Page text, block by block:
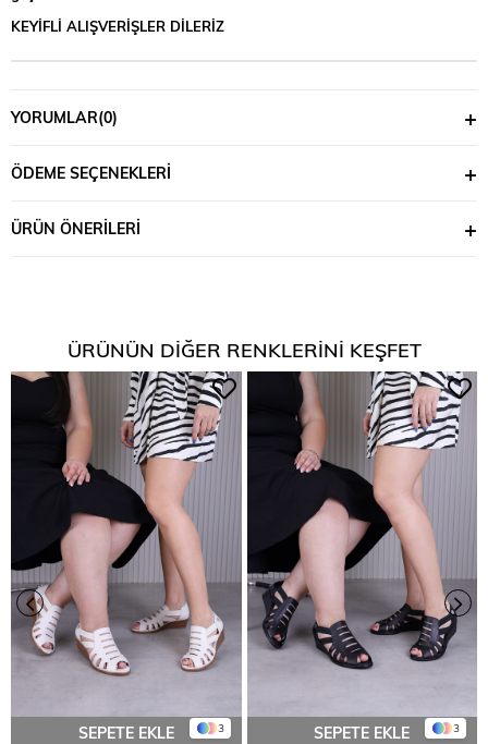
KEYİFLİ ALIŞVERİŞLER DİLERİZ
YORUMLAR(0)
ÖDEME SEÇENEKLERI
ÜRÜN ÖNERILERI
ÜRÜNÜN DIĞER RENKLERINI KEŞFET
3
SEPETE EKLE 3
SEPETE EKLE